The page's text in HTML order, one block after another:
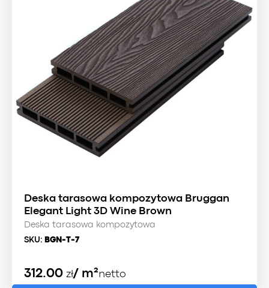
Deska tarasowa kompozytowa Bruggan
Elegant Light 3D Wine Brown
Deska tarasowa kompozytowa
SKU: BGN-T-7
312.00 zł/ m²netto